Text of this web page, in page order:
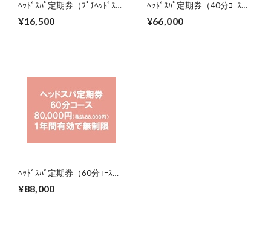
ﾍｯﾄﾞｽﾊﾟ定期券（ﾌﾟﾁﾍｯﾄﾞｽﾊﾟ
炭酸ｺｰｽ）（2027年8月31日
まで）
¥16,500
ﾍｯﾄﾞｽﾊﾟ定期券（40分ｺｰｽ）
（2027年8月31日まで）
¥66,000
ﾍｯﾄﾞｽﾊﾟ定期券（60分ｺｰｽ）
¥88,000